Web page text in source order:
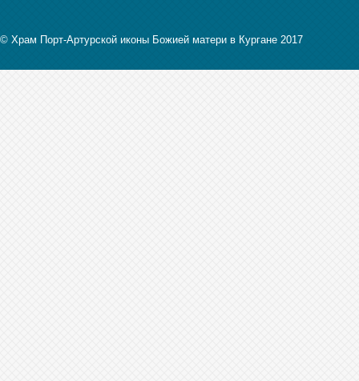
© Храм Порт-Артурской иконы Божией матери в Кургане 2017